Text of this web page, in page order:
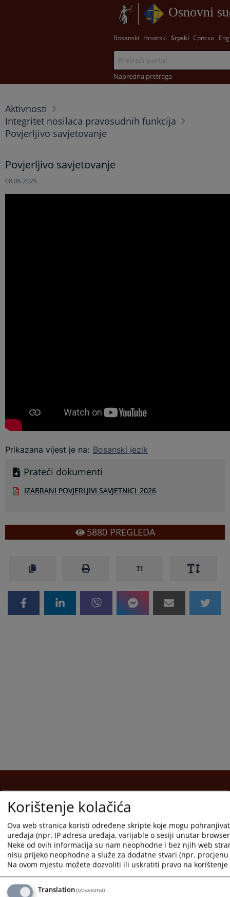
Osnovni
Bosanski Hrvatski Srpski Српски
Napredna pretraga
Aktivnosti
Integritet nosilaca pravosudnih funkcija
Povjerljivo savjetovanje
Povjerljivo savjetovanje
08.06.2026.
Prikazana vijest je na: Bosanski jezik
Prateći dokumenti
IZABRANI POVJERLJIVI SAVJETNICI_2026
5880PREGLEDA
Korisni linkovi
Pomoć za korištenje
Mapa stranice
Pravila privatnosti
Korištenje kolačića
Ova web stranica koristi određene skripte koje mogu
uređaja (npr. IP adresa uređaja, varijable o sesiji unutar
Neke od ovih informacija su nam neophodne i bez njih web
nisu prijeko neophodne a služe za dodatne stvari (npr.
Na ovom mjestu možete dozvoliti ili uskratiti pravo na
Translation(obavezna)